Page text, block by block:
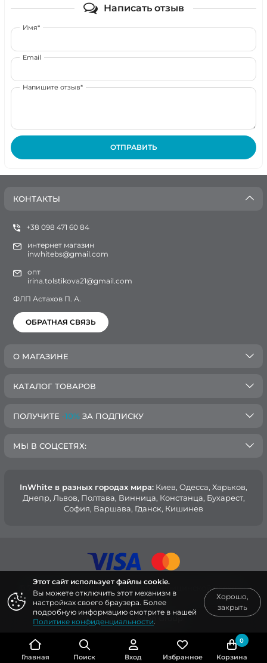
Главная Поиск Вход Избранное
0
Корзина
Написать отзыв
Имя*
Email
Напишите отзыв*
ОТПРАВИТЬ
КОНТАКТЫ
+38 098 471 60 84
интернет магазин
inwhitebs@gmail.com
опт
irina.tolstikova21@gmail.com
ФЛП Астахов П. А.
ОБРАТНАЯ СВЯЗЬ
О МАГАЗИНЕ
КАТАЛОГ ТОВАРОВ
ПОЛУЧИТЕ -10% ЗА ПОДПИСКУ
МЫ В СОЦСЕТЯХ:
InWhite в разных городах мира: Киев, Oдесса, Харьков,
Днепр, Львов, Полтава, Винница, Констанца, Бухарест,
София, Варшава, Гданск, Кишинев
© 2015 — 2026, Интернет-магазин медицинской одежды
InWhite.
Сайт создан в Sago Group
Этот сайт использует файлы cookie.
Вы можете отключить этот механизм в
настройках своего браузера. Более
подробную информацию смотрите в нашей
Политике конфиденциальности.
Хорошо,
закрыть